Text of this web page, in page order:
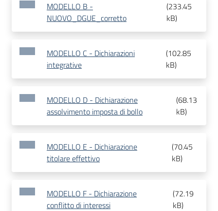
MODELLO B -
NUOVO_DGUE_corretto
(233.45
kB)
MODELLO C - Dichiarazioni
integrative
(102.85
kB)
MODELLO D - Dichiarazione
assolvimento imposta di bollo
(68.13
kB)
MODELLO E - Dichiarazione
titolare effettivo
(70.45
kB)
MODELLO F - Dichiarazione
conflitto di interessi
(72.19
kB)